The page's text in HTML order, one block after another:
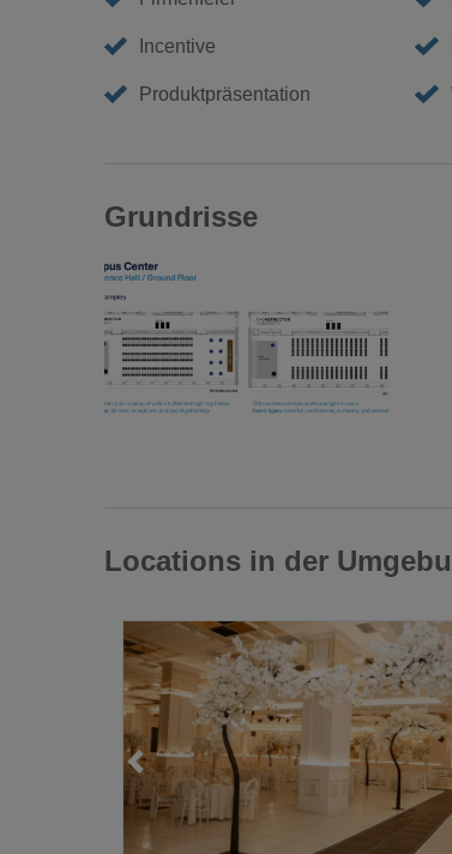
Incentive
Produktpräsentation
Grundrisse
Locations in der